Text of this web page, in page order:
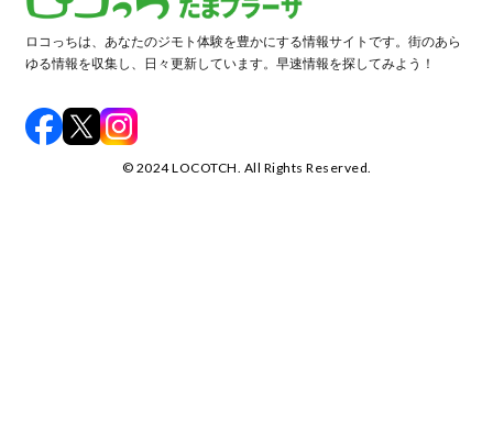
ロコっちは、あなたのジモト体験を豊かにする情報サイトです。街のあら
ゆる情報を収集し、日々更新しています。早速情報を探してみよう！
©️ 2024 LOCOTCH. All Rights Reserved.